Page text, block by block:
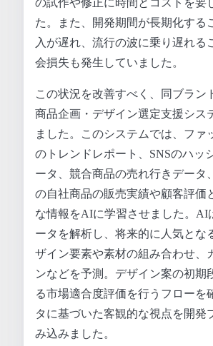
た。また、開発期間が長期化する
入が遅れ、流行の波に乗り遅れる
会損失も発生していました。
この状況を改善すべく、同ブラン
商品企画・デザイン選定支援シス
ました。このシステムでは、ファ
のトレンドレポート、SNSのハッ
ータ、競合商品の売れ行きデータ
の自社商品の販売実績や顧客評価
な情報をAIに学習させました。AI
ータを解析し、将来的に人気とな
ザイン要素や素材の組み合わせ、
ンなどを予測。デザイン案の初期
る市場適合度評価を行うフローを
タに基づいた客観的な視点を開発
み込みました。